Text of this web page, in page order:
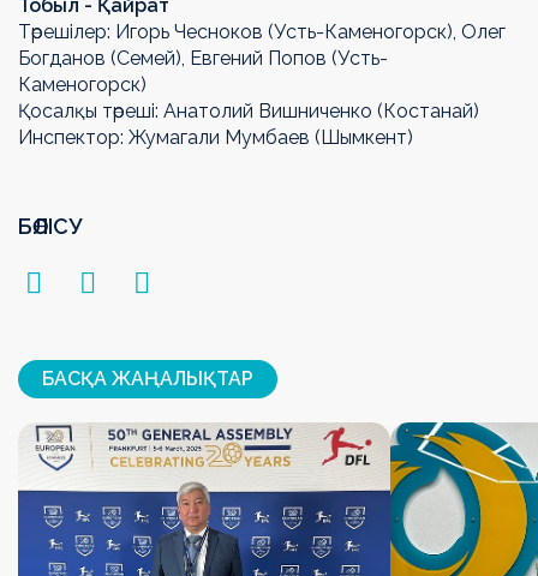
Тобыл - Қайрат
Төрешілер: Игорь Чесноков (Усть-Каменогорск), Олег
Богданов (Семей), Евгений Попов (Усть-
Каменогорск)
Қосалқы төреші: Анатолий Вишниченко (Костанай)
Инспектор: Жумагали Мумбаев (Шымкент)
БӨЛІСУ
БАСҚА ЖАҢАЛЫҚТАР